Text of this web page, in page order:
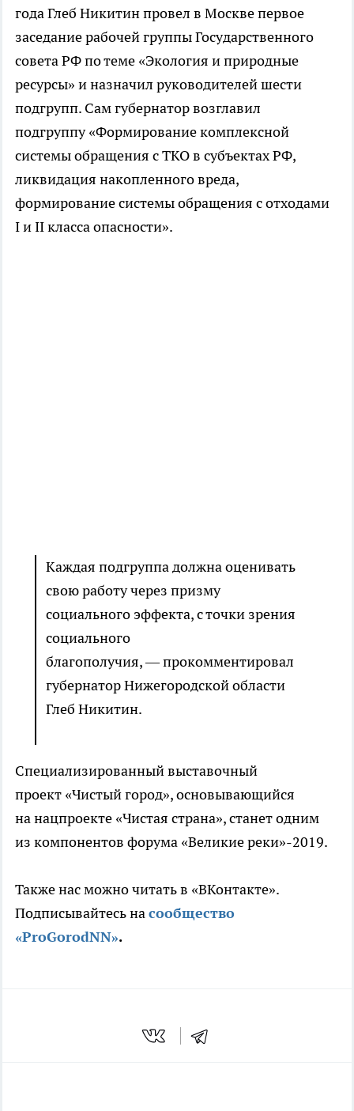
года Глеб Никитин провел в Москве первое
заседание рабочей группы Государственного
совета РФ по теме «Экология и природные
ресурсы» и назначил руководителей шести
подгрупп. Сам губернатор возглавил
подгруппу «Формирование комплексной
системы обращения с ТКО в субъектах РФ,
ликвидация накопленного вреда,
формирование системы обращения с отходами
I и II класса опасности».
Каждая подгруппа должна оценивать
свою работу через призму
социального эффекта, с точки зрения
социального
благополучия, — прокомментировал
губернатор Нижегородской области
Глеб Никитин.
Специализированный выставочный
проект «Чистый город», основывающийся
на нацпроекте «Чистая страна», станет одним
из компонентов форума «Великие реки»-2019.
Также нас можно читать в «ВКонтакте».
Подписывайтесь насообщество
«ProGorodNN».